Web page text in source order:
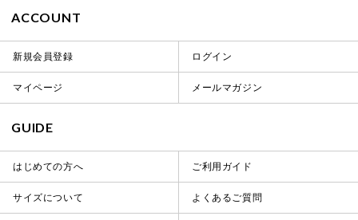
ACCOUNT
新規会員登録 ログイン
マイページ メールマガジン
GUIDE
はじめての方へ ご利用ガイド
サイズについて よくあるご質問